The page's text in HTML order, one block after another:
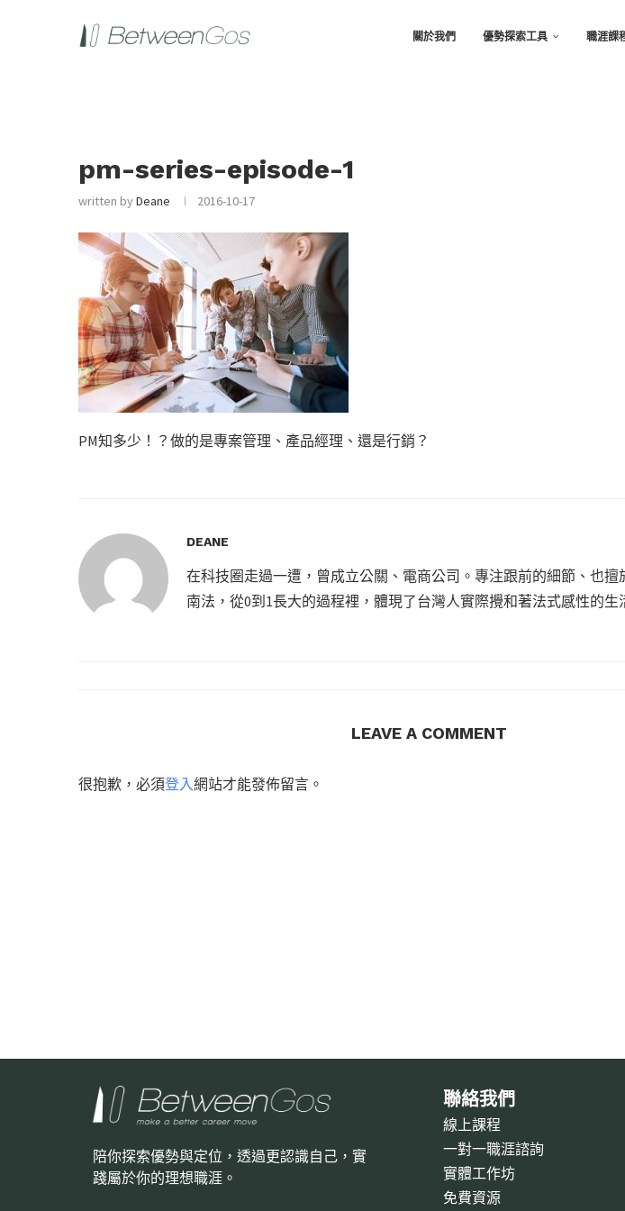
關於我們 優勢探索工具 職涯課
pm-series-episode-1
written byDeane 2016-10-17
PM知多少！？做的是專案管理、產品經理、還是行銷？
DEANE
在科技圈走過一遭，曾成立公關、電商公司。專注跟前的細節、也
南法，從0到1長大的過程裡，體現了台灣人實際攪和著法式感性的生
LEAVE A COMMENT
很抱歉，必須登入網站才能發佈留言。
陪你探索優勢與定位，透過更認識自己，實
踐屬於你的理想職涯。
聯絡我們
線上課程
一對一職涯諮詢
實體工作坊
免費資源